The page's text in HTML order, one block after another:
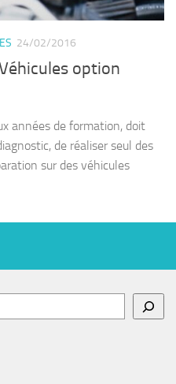
24/02/2016
option
années de formation, doit
de réaliser seul des
sur des véhicules